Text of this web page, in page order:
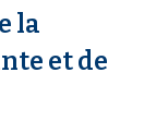
la
et de